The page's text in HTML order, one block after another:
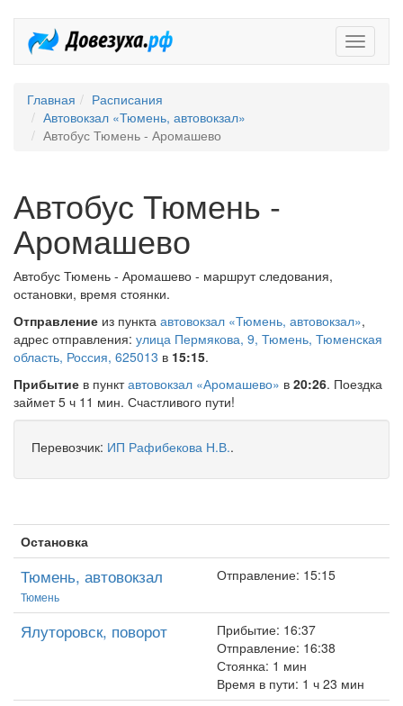
Главная
Расписания
Автовокзал «Тюмень, автовокзал»
Автобус Тюмень - Аромашево
Автобус Тюмень -
Аромашево
Автобус Тюмень - Аромашево - маршрут следования,
остановки, время стоянки.
Отправление из пункта автовокзал «Тюмень, автовокзал»,
адрес отправления: улица Пермякова, 9, Тюмень, Тюменская
область, Россия, 625013 в 15:15.
Прибытие в пунктавтовокзал «Аромашево» в 20:26. Поездка
займет 5 ч 11 мин. Счастливого пути!
Перевозчик: ИП Рафибекова Н.В..
Остановка
Тюмень, автовокзал
Тюмень
Отправление: 15:15
Ялуторовск, поворот
Прибытие: 16:37
Отправление: 16:38
Стоянка: 1 мин
Время в пути: 1 ч 23 мин